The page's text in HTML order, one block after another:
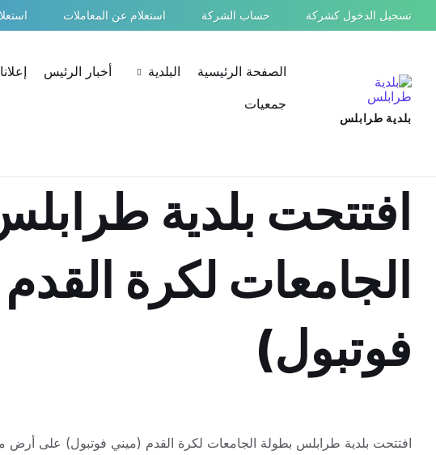
content
main
footer
تسجيل الدخول كشركة حساب الشركة استعلام عن المعاملات
بلدية طرابلس
الصفحة الرئيسية البلدية أخبار الرئيس
جمعيات
افتتحت بلدية
الجامعات لكرة
فوتبول)
افتتحت بلدية طرابلس بطولة الجامعات لكرة القدم (ميني فوتبول) على أرض